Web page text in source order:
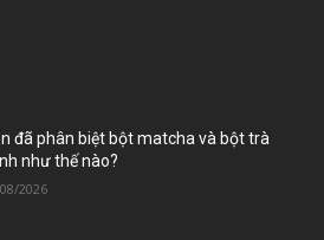
đã phân biệt bột matcha và bột trà
như thế nào?
2026